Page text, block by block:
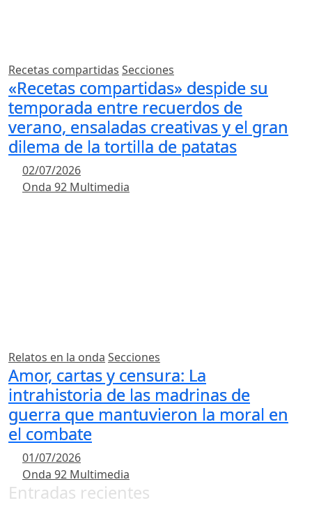
Recetas compartidas Secciones
«Recetas compartidas» despide su
temporada entre recuerdos de
verano, ensaladas creativas y el gran
dilema de la tortilla de patatas
02/07/2026
Onda 92 Multimedia
Relatos en la onda Secciones
Amor, cartas y censura: La
intrahistoria de las madrinas de
guerra que mantuvieron la moral en
el combate
01/07/2026
Onda 92 Multimedia
Entradas recientes